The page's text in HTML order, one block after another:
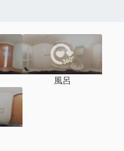
風呂